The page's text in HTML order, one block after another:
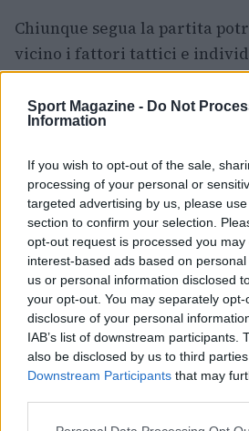
Sport Magazine - Do Not
Information
If you wish to opt-out of the sale,
processing of your personal or
targeted advertising by us, please
section to confirm your selection.
opt-out request is processed you may
interest-based ads based on
us or personal information disclosed
your opt-out. You may separately
disclosure of your personal
IAB’s list of downstream participants.
also be disclosed by us to third
Downstream Participants that may
Please note that this website/app
Chiunque segua la partita
vicino i fattori tattici e
influenzeranno il prosieguo
gestione del possesso palla da
alla capacità di reazione e
opportunità offensive di Capo
fischio d’inizio alle6 PMil
essere una prima
ambizioni delle due squadre
Andrea Conforti
Andrea Conforti,
casual e naturale, è un